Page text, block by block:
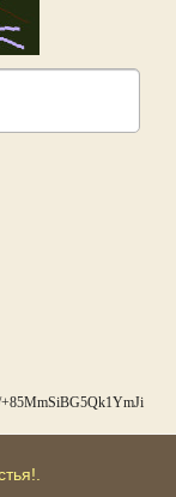
+85MmSiBG5Qk1YmJi